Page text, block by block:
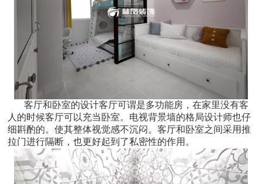
客厅和卧室的设计客厅可谓是多功能房，在家里没有客
人的时候客厅可以充当卧室。电视背景墙的格局设计师也仔
细斟酌的。使其整体视觉感不沉闷。客厅和卧室之间采用推
拉门进行隔断，也更好起到了私密性的作用。